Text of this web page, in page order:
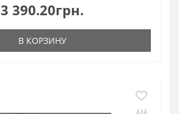
3 390.20грн.
В КОРЗИНУ